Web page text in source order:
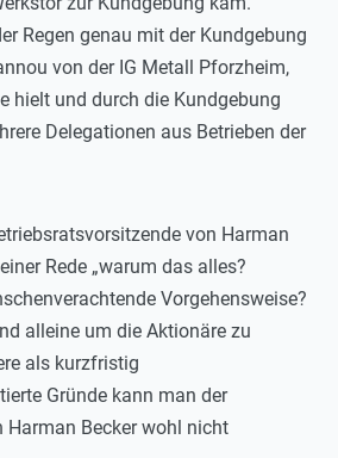
Regen genau mit der Kundgebung
von der IG Metall Pforzheim,
hielt und durch die Kundgebung
Delegationen aus Betrieben der
von Harman
Rede „warum das alles?
Vorgehensweise?
alleine um die Aktionäre zu
als kurzfristig
Gründe kann man der
Harman Becker wohl nicht